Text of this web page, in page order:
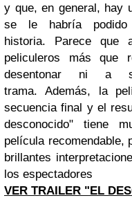
y que, en general, hay
se le habría
historia. Parece
peliculeros más que
desentonar ni a
trama. Además, la
secuencia final y el
desconocido" tiene
película recomendable,
brillantes
los espectadores
VER TRAILER "EL